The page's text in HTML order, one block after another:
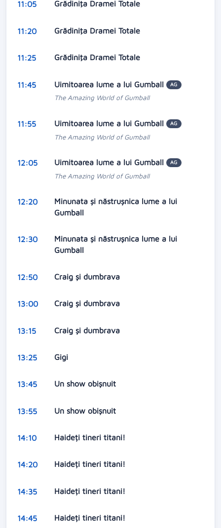
11:05 Grădiniţa Dramei Totale
11:20 Grădiniţa Dramei Totale
11:25 Grădiniţa Dramei Totale
11:45 Uimitoarea lume a lui Gumball AG
The Amazing World of Gumball
11:55 Uimitoarea lume a lui Gumball AG
The Amazing World of Gumball
12:05 Uimitoarea lume a lui Gumball AG
The Amazing World of Gumball
12:20
Minunata și năstrușnica lume a lui
Gumball
12:30
Minunata și năstrușnica lume a lui
Gumball
12:50 Craig și dumbrava
13:00 Craig și dumbrava
13:15 Craig și dumbrava
13:25 Gigi
13:45 Un show obişnuit
13:55 Un show obişnuit
14:10 Haideți tineri titani!
14:20 Haideți tineri titani!
14:35 Haideți tineri titani!
14:45 Haideți tineri titani!